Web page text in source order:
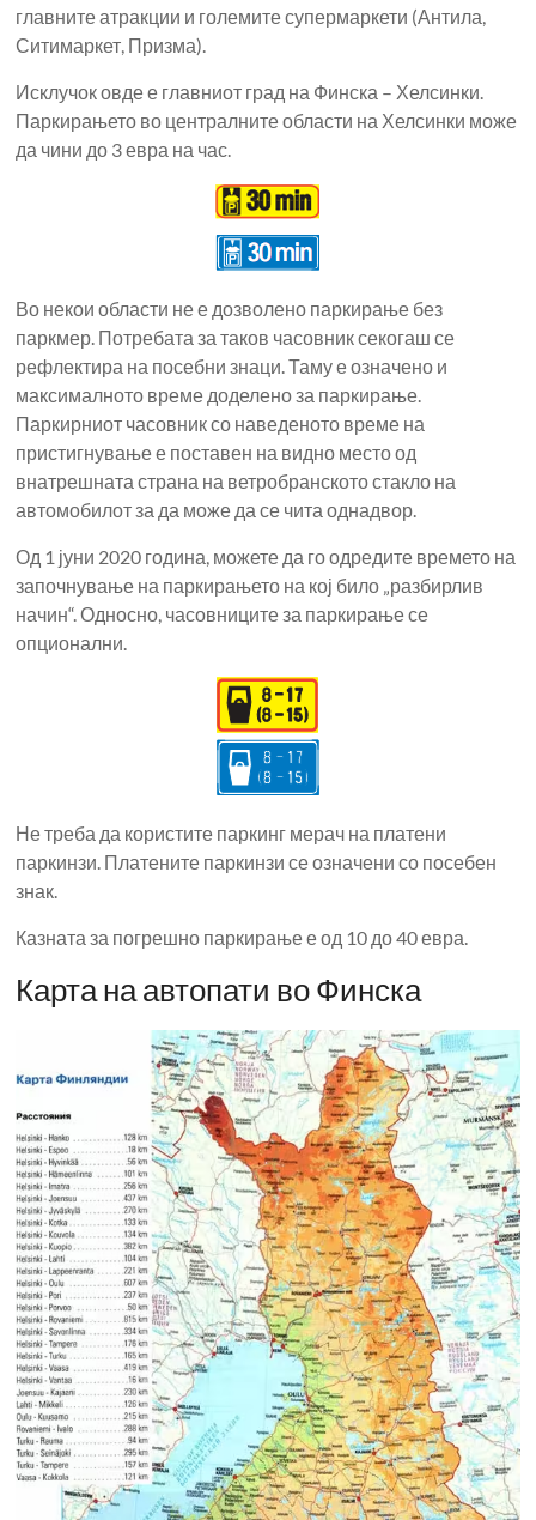
главните атракции и големите супермаркети (Антила,
Ситимаркет, Призма).
Исклучок овде е главниот град на Финска – Хелсинки.
Паркирањето во централните области на Хелсинки може
да чини до 3 евра на час.
Во некои области не е дозволено паркирање без
паркмер. Потребата за таков часовник секогаш се
рефлектира на посебни знаци. Таму е означено и
максималното време доделено за паркирање.
Паркирниот часовник со наведеното време на
пристигнување е поставен на видно место од
внатрешната страна на ветробранското стакло на
автомобилот за да може да се чита однадвор.
Од 1 јуни 2020 година, можете да го одредите времето на
започнување на паркирањето на кој било „разбирлив
начин“. Односно, часовниците за паркирање се
опционални.
Не треба да користите паркинг мерач на платени
паркинзи. Платените паркинзи се означени со посебен
знак.
Казната за погрешно паркирање е од 10 до 40 евра.
Карта на автопати во Финска